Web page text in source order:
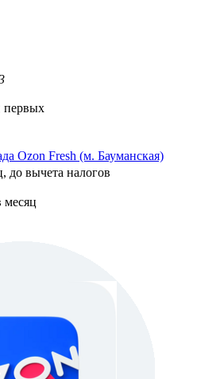
первых
Ozon Fresh (м. Бауманская)
до вычета налогов
месяц